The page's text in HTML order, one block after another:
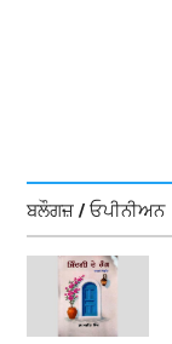
ਬਲੌਗਜ਼ / ਓਪੀਨੀਅਨ